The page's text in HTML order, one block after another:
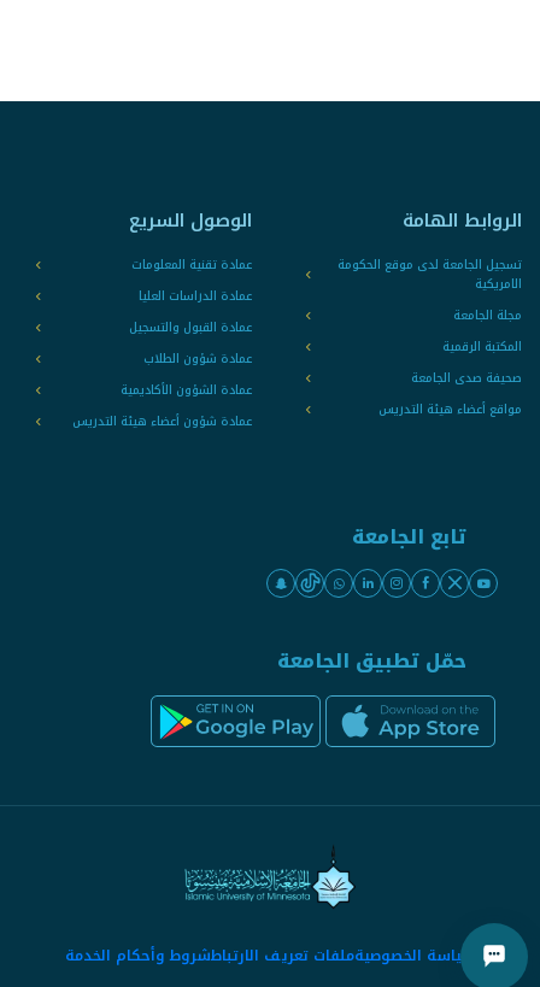
الروابط الهامة
تسجيل الجامعة لدى موقع الحكومة
الامريكية
مجلة الجامعة
المكتبة الرقمية
صحيفة صدى الجامعة
مواقع أعضاء هيئة التدريس
الوصول السريع
عمادة تقنية المعلومات
عمادة الدراسات العليا
عمادة القبول والتسجيل
عمادة شؤون الطلاب
عمادة الشؤون الأكاديمية
عمادة شؤون أعضاء هيئة التدريس
تابع الجامعة
حمّل تطبيق الجامعة
سياسة الخصوصيةملفات تعريف الارتباطشروط وأحكام الخدمة